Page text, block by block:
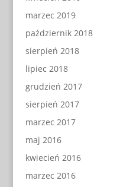
marzec 2019
październik 2018
sierpień 2018
lipiec 2018
grudzień 2017
sierpień 2017
marzec 2017
maj 2016
kwiecień 2016
marzec 2016